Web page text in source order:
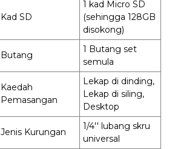
Kad SD
1 kad Micro SD
(sehingga 128GB
disokong)
Butang
1 Butang set
semula
Kaedah
Pemasangan
Lekap di dinding,
Lekap di siling,
Desktop
Jenis Kurungan
1/4'' lubang skru
universal